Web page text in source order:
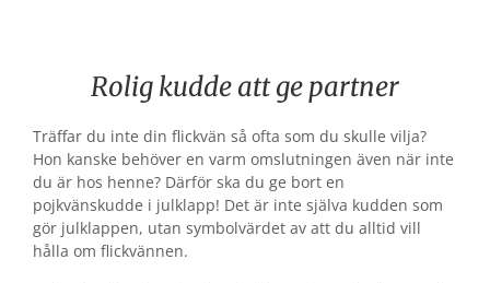
Rolig kudde att ge partner
Träffar du inte din flickvän så ofta som du skulle vilja?
Hon kanske behöver en varm omslutningen även när inte
du är hos henne? Därför ska du ge bort en
pojkvänskudde i julklapp! Det är inte själva kudden som
gör julklappen, utan symbolvärdet av att du alltid vill
hålla om flickvännen.